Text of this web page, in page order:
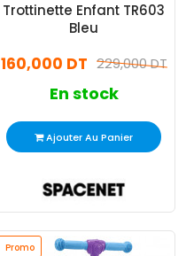
Trottinette Enfant TR603
Bleu
229,000 DT
160,000 DT
En stock
Ajouter Au Panier
Promo